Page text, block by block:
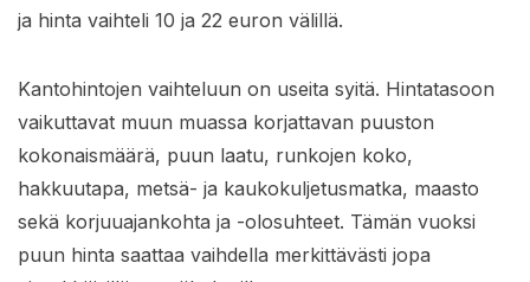
ja hinta vaihteli 10 ja 22 euron välillä.
Kantohintojen vaihteluun on useita syitä. Hintatasoon
vaikuttavat muun muassa korjattavan puuston
kokonaismäärä, puun laatu, runkojen koko,
hakkuutapa, metsä- ja kaukokuljetusmatka, maasto
sekä korjuuajankohta ja -olosuhteet. Tämän vuoksi
puun hinta saattaa vaihdella merkittävästi jopa